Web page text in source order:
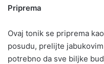
Priprema
Ovaj tonik se priprema
posudu, prelijte
potrebno da sve biljke